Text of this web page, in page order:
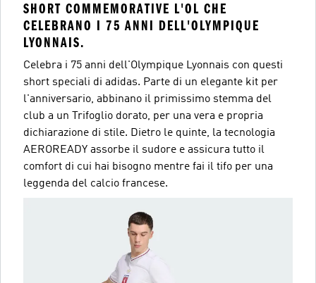
SHORT COMMEMORATIVE L'OL CHE
CELEBRANO I 75 ANNI DELL'OLYMPIQUE
LYONNAIS.
Celebra i 75 anni dell'Olympique Lyonnais con questi
short speciali di adidas. Parte di un elegante kit per
l'anniversario, abbinano il primissimo stemma del
club a un Trifoglio dorato, per una vera e propria
dichiarazione di stile. Dietro le quinte, la tecnologia
AEROREADY assorbe il sudore e assicura tutto il
comfort di cui hai bisogno mentre fai il tifo per una
leggenda del calcio francese.